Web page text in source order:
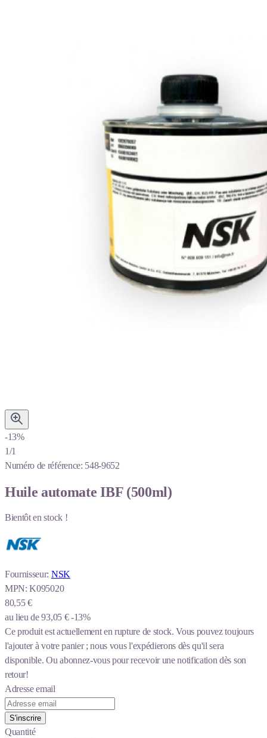
-13%
1/1
Numéro de référence: 548-9652
Huile automate IBF (500ml)
Bientôt en stock !
Fournisseur: NSK
MPN: K095020
80,55 €
au lieu de93,05 € -13%
Ce produit est actuellement en rupture de stock. Vous pouvez toujours
l'ajouter à votre panier ; nous vous l'expédierons dès qu'il sera
disponible. Ou abonnez-vous pour recevoir une notification dès son
retour!
Adresse email
S'inscrire
Quantité